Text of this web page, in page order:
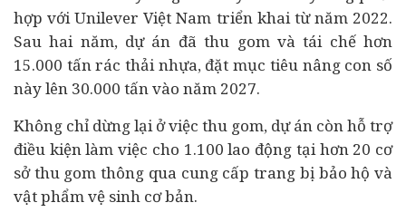
hợp với Unilever Việt Nam triển khai từ năm 2022.
Sau hai năm, dự án đã thu gom và tái chế hơn
15.000 tấn rác thải nhựa, đặt mục tiêu nâng con số
này lên 30.000 tấn vào năm 2027.
Không chỉ dừng lại ở việc thu gom, dự án còn hỗ trợ
điều kiện làm việc cho 1.100 lao động tại hơn 20 cơ
sở thu gom thông qua cung cấp trang bị bảo hộ và
vật phẩm vệ sinh cơ bản.